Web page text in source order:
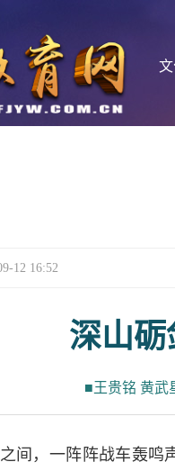
12 16:52
深山砺
■王贵铭 黄武
间，一阵阵战车轰